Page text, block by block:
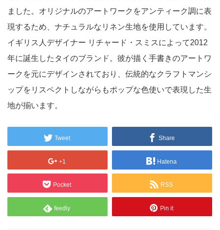
ました。オリジナルのアートワークをアンティーク調に表
現するため、ナチュラルなリネン生地を使用しています。
イギリス人デザイナー リチャード・スミスによって2012
年に誕生したタイのブランド。彼が描く手書きのアートワ
ークを元にデザインされており、伝統的なクラフトマンシ
ップをリスペクトしながらもポップな色使いで表現した生
地が揃います。
Tweet Share
+1 Hatena
Pocket RSS
feedly Pin it